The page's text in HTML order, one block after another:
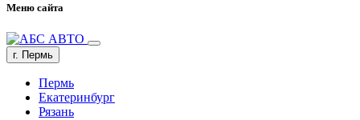
Меню сайта
г. Пермь
Пермь
Екатеринбург
Рязань